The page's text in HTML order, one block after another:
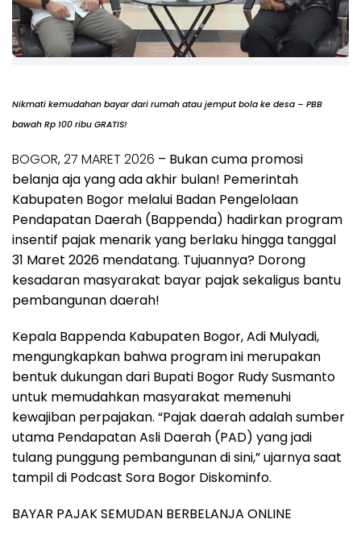
Nikmati kemudahan bayar dari rumah atau jemput bola ke desa – PBB
bawah Rp 100 ribu GRATIS!
BOGOR, 27 MARET 2026 – Bukan cuma promosi
belanja aja yang ada akhir bulan! Pemerintah
Kabupaten Bogor melalui Badan Pengelolaan
Pendapatan Daerah (Bappenda) hadirkan program
insentif pajak menarik yang berlaku hingga tanggal
31 Maret 2026 mendatang. Tujuannya? Dorong
kesadaran masyarakat bayar pajak sekaligus bantu
pembangunan daerah!
Kepala Bappenda Kabupaten Bogor, Adi Mulyadi,
mengungkapkan bahwa program ini merupakan
bentuk dukungan dari Bupati Bogor Rudy Susmanto
untuk memudahkan masyarakat memenuhi
kewajiban perpajakan. “Pajak daerah adalah sumber
utama Pendapatan Asli Daerah (PAD) yang jadi
tulang punggung pembangunan di sini,” ujarnya saat
tampil di Podcast Sora Bogor Diskominfo.
BAYAR PAJAK SEMUDAN BERBELANJA ONLINE